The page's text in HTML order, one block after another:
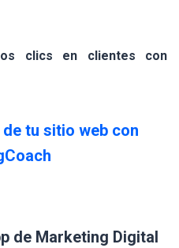
clics en clientes con
tu sitio web con
de Marketing Digital